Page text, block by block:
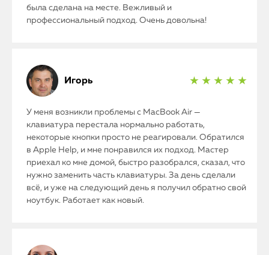
была сделана на месте. Вежливый и
профессиональный подход. Очень довольна!
Игорь ★ ★ ★ ★ ★
У меня возникли проблемы с MacBook Air —
клавиатура перестала нормально работать,
некоторые кнопки просто не реагировали. Обратился
в Apple Help, и мне понравился их подход. Мастер
приехал ко мне домой, быстро разобрался, сказал, что
нужно заменить часть клавиатуры. За день сделали
всё, и уже на следующий день я получил обратно свой
ноутбук. Работает как новый.